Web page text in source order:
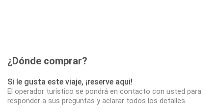
¿Dónde comprar?
Si le gusta este viaje, ¡reserve aqui!
El operador turístico se pondrá en contacto con usted para
responder a sus preguntas y aclarar todos los detalles.